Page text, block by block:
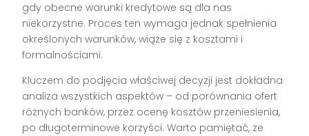
gdy obecne warunki kredytowe są dla nas
niekorzystne. Proces ten wymaga jednak spełnienia
określonych warunków, wiąże się z kosztami i
formalnościami.
Kluczem do podjęcia właściwej decyzji jest dokładna
analiza wszystkich aspektów – od porównania ofert
różnych banków, przez ocenę kosztów przeniesienia,
po długoterminowe korzyści. Warto pamiętać, że